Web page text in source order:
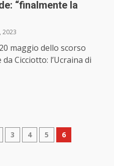
“finalmente la
2023
maggio dello scorso
Cicciotto: l’Ucraina di
3 4 5 6